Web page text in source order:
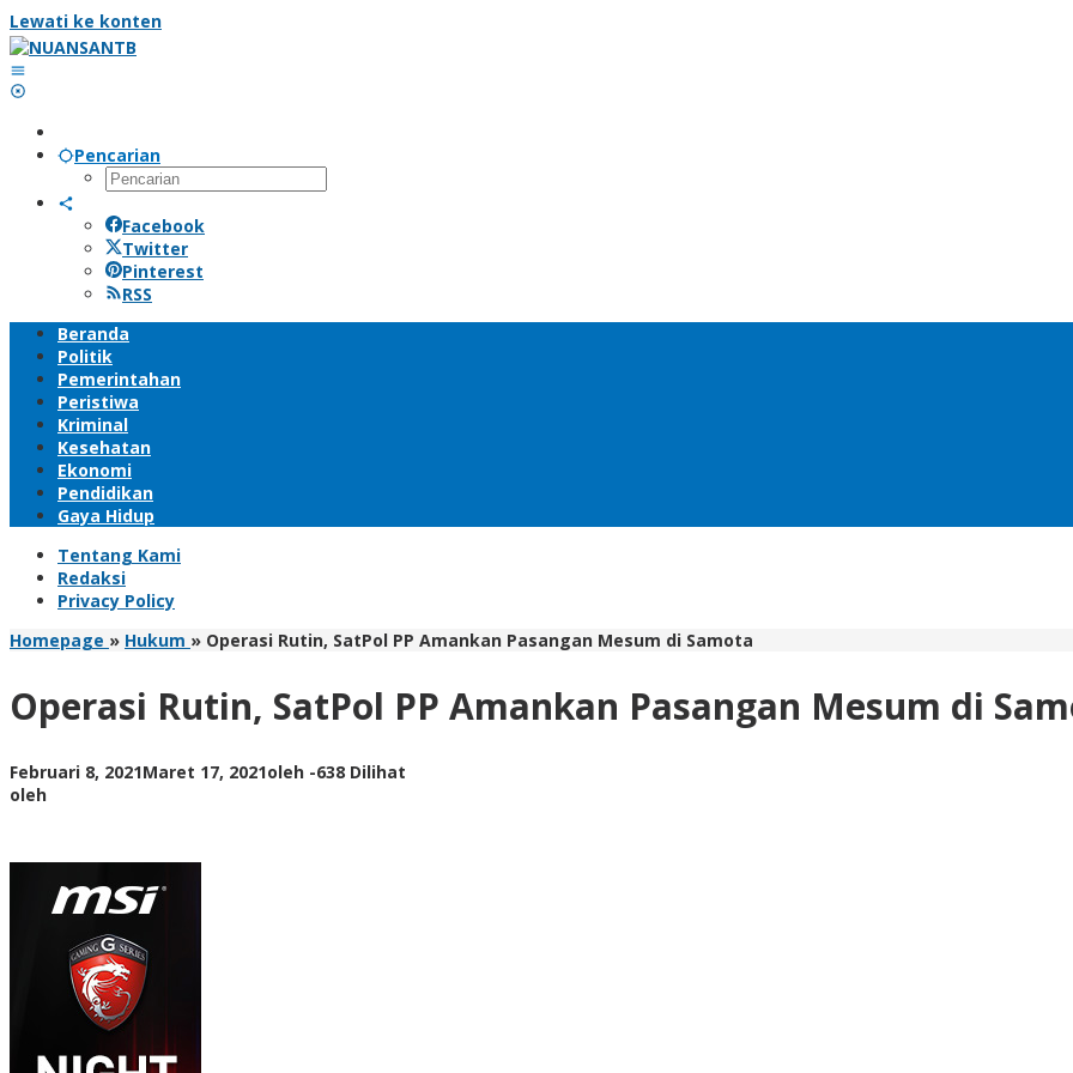
Lewati ke konten
Pencarian
Facebook
Twitter
Pinterest
RSS
Beranda
Politik
Pemerintahan
Peristiwa
Kriminal
Kesehatan
Ekonomi
Pendidikan
Gaya Hidup
Tentang Kami
Redaksi
Privacy Policy
Homepage » Hukum » Operasi Rutin, SatPol PP Amankan Pasangan Mesum di Samota
Operasi Rutin, SatPol PP Amankan Pasangan Mesum di
Februari 8, 2021Maret 17, 2021oleh -638 Dilihat
oleh